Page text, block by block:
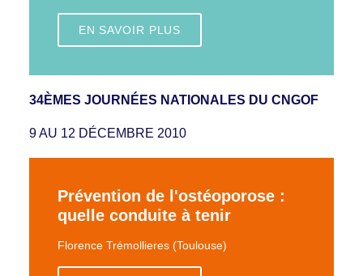
EN SAVOIR PLUS
34ÈMES JOURNÉES NATIONALES DU CNGOF
9 AU 12 DÉCEMBRE 2010
Prévention de l'ostéoporose :
quelle conduite à tenir
Florence Trémollieres (Toulouse)